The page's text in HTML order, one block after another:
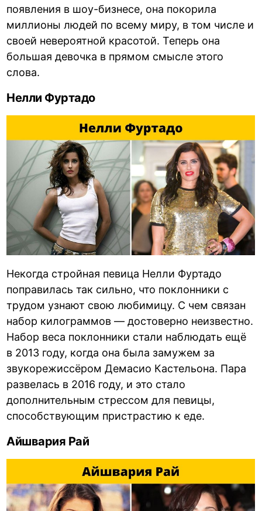
появления в шоу-бизнесе, она покорила
миллионы людей по всему миру, в том числе и
своей невероятной красотой. Теперь она
большая девочка в прямом смысле этого
слова.
Нелли Фуртадо
Некогда стройная певица Нелли Фуртадо
поправилась так сильно, что поклонники с
трудом узнают свою любимицу. С чем связан
набор килограммов — достоверно неизвестно.
Набор веса поклонники стали наблюдать ещё
в 2013 году, когда она была замужем за
звукорежиссёром Демасио Кастельона. Пара
развелась в 2016 году, и это стало
дополнительным стрессом для певицы,
способствующим пристрастию к еде.
Айшвария Рай